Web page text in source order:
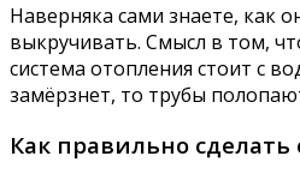
Наверняка сами знаете, как
выкручивать. Смысл в том,
система отопления стоит с
замёрзнет, то трубы
Как правильно сделать